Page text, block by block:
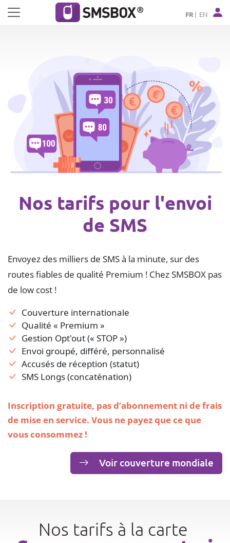
Panneau de gestion des cookies
FR EN
Nos tarifs pour l'envoi
de SMS
Envoyez des milliers de SMS à la minute, sur des
routes fiables de qualité Premium ! Chez SMSBOX pas
de low cost !
Couverture internationale
Qualité « Premium »
Gestion Opt'out (« STOP »)
Envoi groupé, différé, personnalisé
Accusés de réception (statut)
SMS Longs (concaténation)
Inscription gratuite, pas d’abonnement ni de frais
de mise en service. Vous ne payez que ce que
vous consommez !
Voir couverture mondiale
Nos tarifs à la carte